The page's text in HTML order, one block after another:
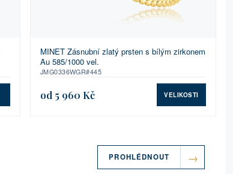
MINET Zásnubní zlatý prsten s bílým zirkonem
Au 585/1000 vel.
JMG0336WGR#445
od 5 960 Kč VELIKOSTI
PROHLÉDNOUT